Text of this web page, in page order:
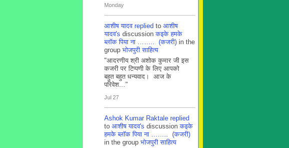
Monday
आशीष यादव replied to आशीष
यादव's discussionकइके हमके
ब्लाॅक पिया ना …….. (कजरी) in the
group भोजपुरी साहित्य
"आदरणीय श्री अशोक कुमार जी इस
कजरी पर टिप्पणी के लिए आपको
बहुत बहुत धन्यवाद। आज के
परिवेश…"
Jul 27
Ashok Kumar Raktale replied
to आशीष यादव's discussionकइके
हमके ब्लाॅक पिया ना …….. (कजरी)
in the group भोजपुरी साहित्य